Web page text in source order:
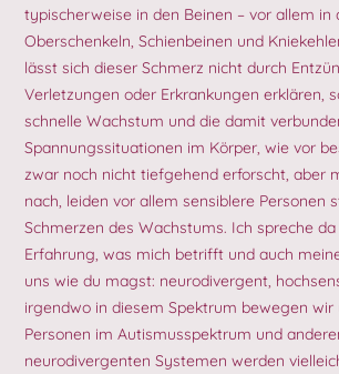
typischerweise in den Beinen – vor allem in
Oberschenkeln, Schienbeinen und
lässt sich dieser Schmerz nicht durch
Verletzungen oder Erkrankungen erklären,
schnelle Wachstum und die damit
Spannungssituationen im Körper, wie vor
zwar noch nicht tiefgehend erforscht, aber
nach, leiden vor allem sensiblere Personen
Schmerzen des Wachstums. Ich spreche
Erfahrung, was mich betrifft und auch
uns wie du magst: neurodivergent,
irgendwo in diesem Spektrum bewegen wir
Personen im Autismusspektrum und
neurodivergenten Systemen werden